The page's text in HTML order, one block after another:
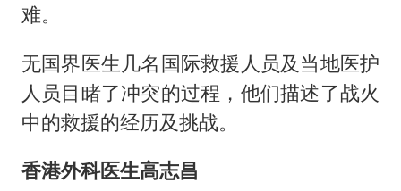
985博士后被曝在妻子孕期出轨后续
公司“上四休三”但要降薪1000元
难。
无国界医生几名国际救援人员及当地医护
人员目睹了冲突的过程，他们描述了战火
中的救援的经历及挑战。
香港外科医生高志昌